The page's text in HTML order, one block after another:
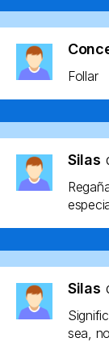
Follar
Silas
Silas
sea,